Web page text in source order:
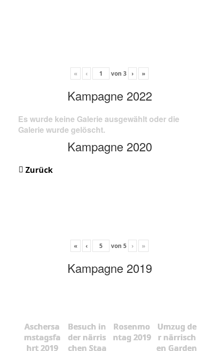
« ‹ von 3 › »
Kampagne 2022
Es wurde keine Galerie ausgewählt oder die
Galerie wurde gelöscht.
Kampagne 2020
Zurück
« ‹ von 5 › »
Kampagne 2019
Aschersa
mstagsfa
hrt 2019
Besuch in
der närris
chen Staa
Rosenmo
ntag 2019
Umzug de
r närrisch
en Garden